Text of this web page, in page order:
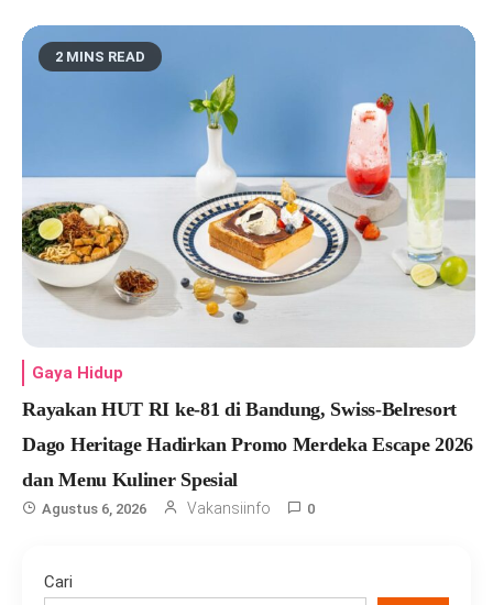
2 MINS READ
Gaya Hidup
Rayakan HUT RI ke-81 di Bandung, Swiss-Belresort
Dago Heritage Hadirkan Promo Merdeka Escape 2026
dan Menu Kuliner Spesial
Agustus 6, 2026 Vakansiinfo 0
Cari